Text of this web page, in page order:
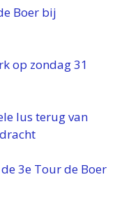
Boer bij
op zondag 31
lus terug van
3e Tour de Boer